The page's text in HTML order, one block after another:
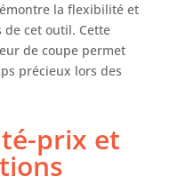
la flexibilité et
cet outil. Cette
de coupe permet
précieux lors des
prix et